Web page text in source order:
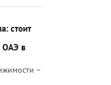
стоит
ОАЭ в
–